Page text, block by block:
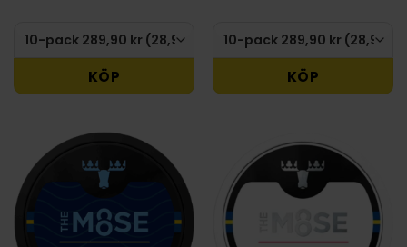
KÖP KÖP